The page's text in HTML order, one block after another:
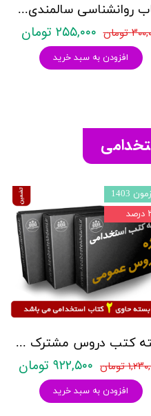
کتاب روانشناسی سالمندی - (2 كتاب در 1 جلد) - حمزه گنجی - نشر ساوالان
تومان ۲۵۵,۰۰۰ تومان
افزودن به سبد خرید
بسته کتب دروس مشترک عمومی اختصاصی آزمون استخدامی آموزش و پرورش نشر چهارخونه
تومان ۹۲۲,۵۰۰ تومان
افزودن به سبد خرید
1403